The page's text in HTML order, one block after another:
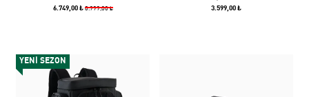
6.749,00 ₺ 8.999,00 ₺
3.599,00 ₺
YENİ SEZON